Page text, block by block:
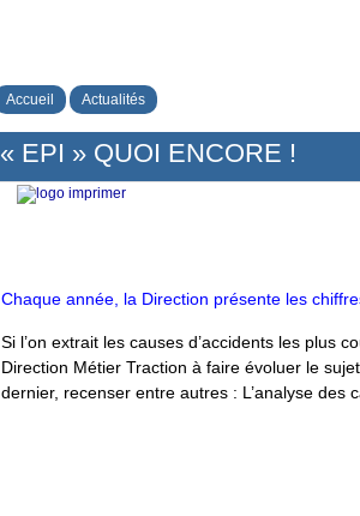
Accueil Actualités
« EPI » QUOI ENCORE !
Chaque année, la Direction présente les
Si l’on extrait les causes d’accidents les plus
Direction Métier Traction à faire évoluer le
dernier, recenser entre autres : L’analyse des